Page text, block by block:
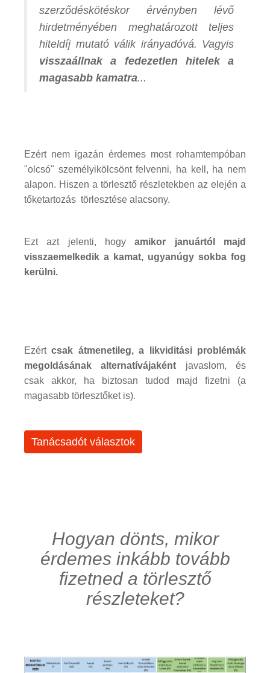
szerződéskötéskor érvényben lévő
hirdetményében meghatározott teljes
hiteldíj mutató válik irányadóvá. Vagyis
visszaállnak a fedezetlen hitelek a
magasabb kamatra...
Ezért nem igazán érdemes most rohamtempóban
"olcsó" személyikölcsönt felvenni, ha kell, ha nem
alapon. Hiszen a törlesztő részletekben az elején a
tőketartozás törlesztése alacsony.
Ezt azt jelenti, hogyamikor januártól majd
visszaemelkedik a kamat, ugyanúgy sokba fog
kerülni.
Ezértcsak átmenetileg, a likviditási problémák
megoldásának alternatívájaként javaslom, és
csak akkor, ha biztosan tudod majd fizetni (a
magasabb törlesztőket is).
Tanácsadót választok
Hogyan dönts, mikor
érdemes inkább tovább
fizetned a törlesztő
részleteket?